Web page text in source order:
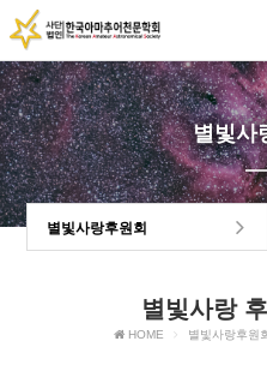
별빛사
별빛사랑후원회
별빛사랑
HOME 별빛사랑후원회